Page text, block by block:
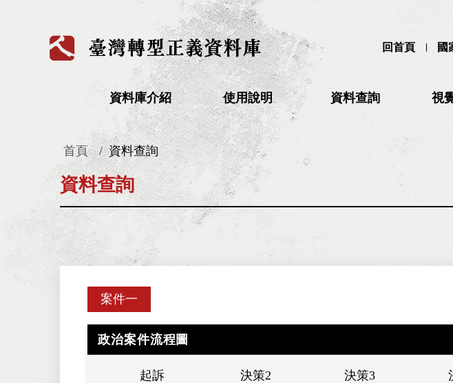
回首頁 國
資料庫介紹 使用說明 資料查詢 視
首頁 資料查詢
資料查詢
案件一
政治案件流程圖
起訴 決策2 決策3